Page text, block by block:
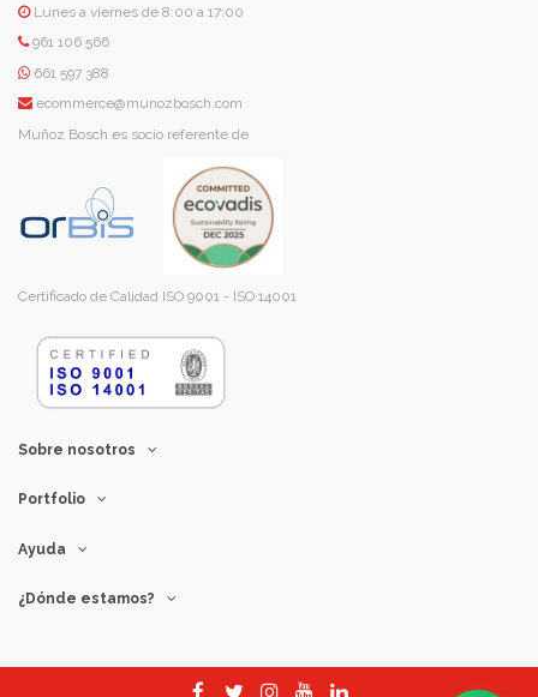
Lunes a viernes de 8:00 a 17:00
961 106 566
661 597 388
ecommerce@munozbosch.com
Muñoz Bosch es socio referente de
Certificado de Calidad ISO 9001 - ISO 14001
Sobre nosotros
Portfolio
Ayuda
¿Dónde estamos?